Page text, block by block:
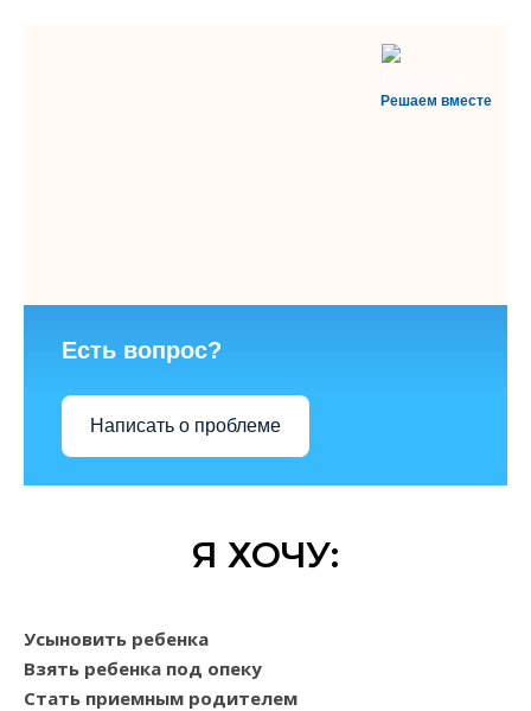
Решаем вместе
Есть вопрос?
Написать о проблеме
Я ХОЧУ:
Усыновить ребенка
Взять ребенка под опеку
Стать приемным родителем